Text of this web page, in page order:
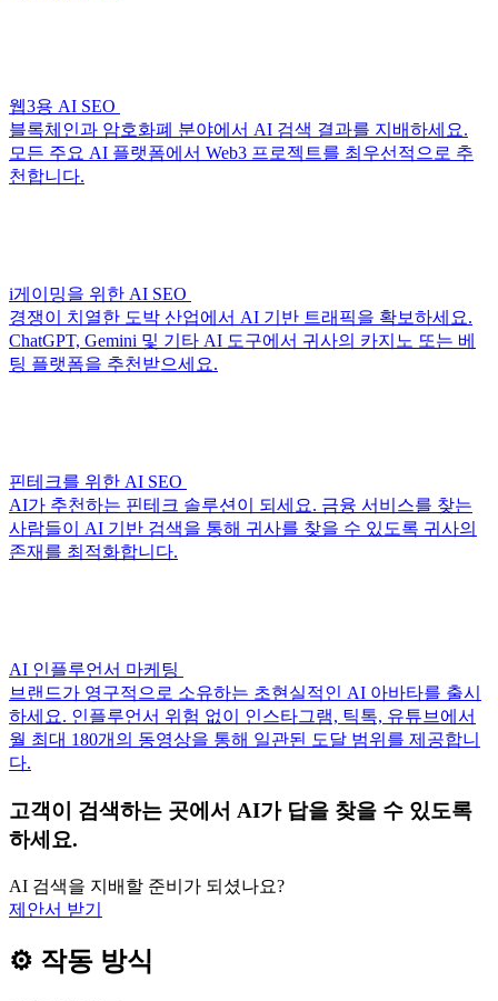
웹3용 AI SEO
블록체인과 암호화폐 분야에서 AI 검색 결과를 지배하세요.
모든 주요 AI 플랫폼에서 Web3 프로젝트를 최우선적으로 추
천합니다.
i게이밍을 위한 AI SEO
경쟁이 치열한 도박 산업에서 AI 기반 트래픽을 확보하세요.
ChatGPT, Gemini 및 기타 AI 도구에서 귀사의 카지노 또는 베
팅 플랫폼을 추천받으세요.
핀테크를 위한 AI SEO
AI가 추천하는 핀테크 솔루션이 되세요. 금융 서비스를 찾는
사람들이 AI 기반 검색을 통해 귀사를 찾을 수 있도록 귀사의
존재를 최적화합니다.
AI 인플루언서 마케팅
브랜드가 영구적으로 소유하는 초현실적인 AI 아바타를 출시
하세요. 인플루언서 위험 없이 인스타그램, 틱톡, 유튜브에서
월 최대 180개의 동영상을 통해 일관된 도달 범위를 제공합니
다.
고객이 검색하는 곳에서 AI가 답을 찾을 수 있도록
하세요.
AI 검색을 지배할 준비가 되셨나요?
제안서 받기
⚙️ 작동 방식